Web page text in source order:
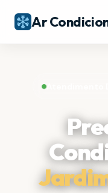
Ar
Atendimento